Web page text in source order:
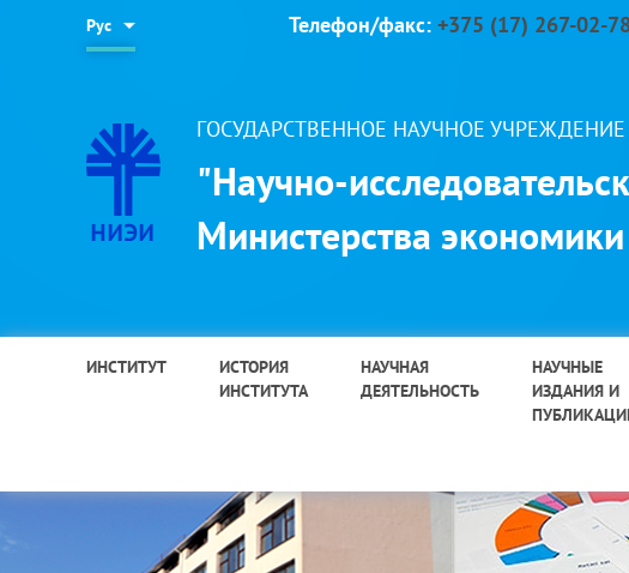
Рус Телефон/факс: +375 (17) 267-02-78
ГОСУДАРСТВЕННОЕ НАУЧНОЕ УЧРЕЖДЕНИЕ
"Научно-
Министерства
ИНСТИТУТ
ИСТОРИЯ
ИНСТИТУТА
НАУЧНАЯ
ДЕЯТЕЛЬНОСТЬ
НАУЧНЫЕ
ИЗДАНИЯ И